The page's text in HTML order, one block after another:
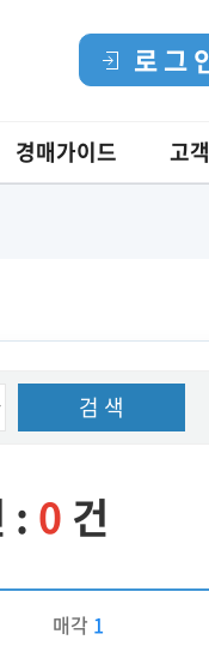
로 그
경매가이드 고
검 색
: 0 건
매각 1